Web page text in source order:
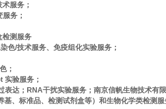
服务；
服务；
检测服务
色/技术服务、免疫组化实验服务；
；
实验服务；
表达；RNA干扰实验服务；南京信帆生物技术
基、标准品、检测试剂盒等）和生物化学类检测服